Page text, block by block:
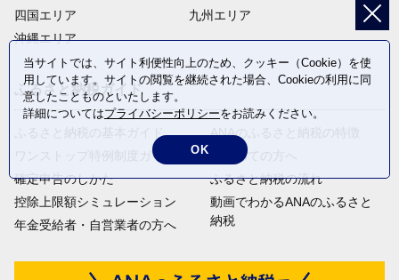
四国エリア
沖縄エリア
九州エリア
ふるさと納税ガイド
ふるさと納税の基本ガイド
ワンストップ特例制度ガイド
確定申告のしかた
控除上限額シミュレーション
年金受給者・自営業者の方へ
ANAのふるさと納税の特徴
はじめての方へ
ふるさと納税の流れ
動画でわかるANAのふるさと
納税
当サイトでは、サイト利便性向上のため、クッキー（Cookie）を使
用しています。サイトの閲覧を継続された場合、Cookieの利用に同
意したことものといたします。
詳細についてはプライバシーポリシーをお読みください。
OK